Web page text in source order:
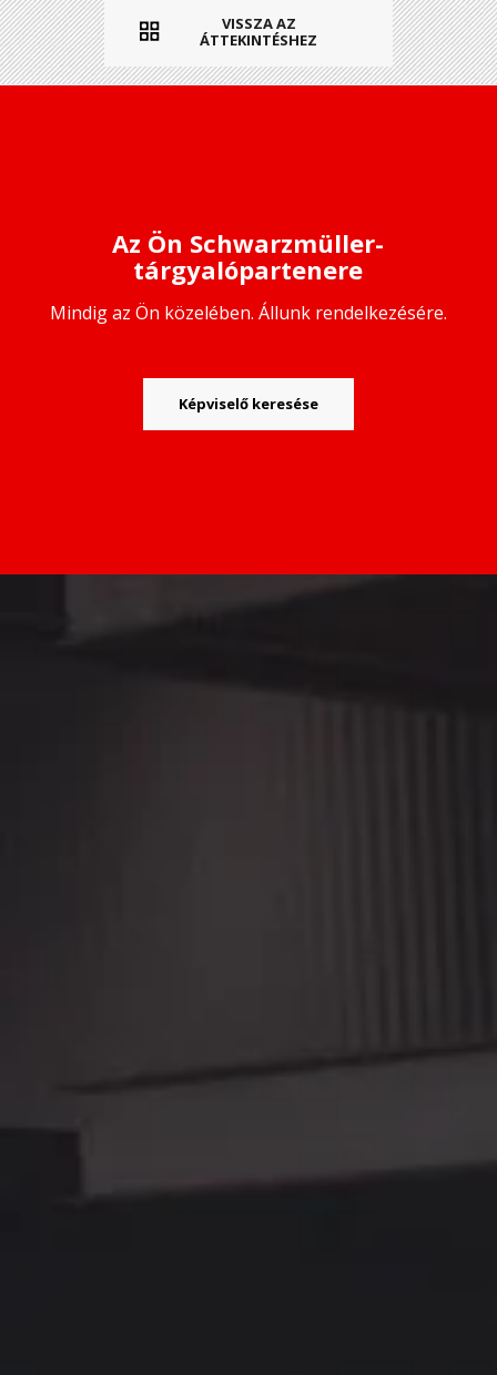
VISSZA AZ
ÁTTEKINTÉSHEZ
Az Ön Schwarzmüller-
tárgyalópartenere
Mindig az Ön közelében. Állunk rendelkezésére.
Képviselő keresése